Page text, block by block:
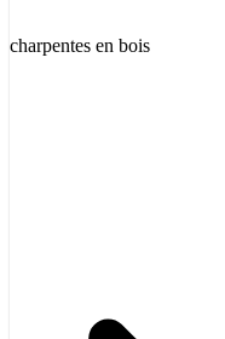
charpentes en bois